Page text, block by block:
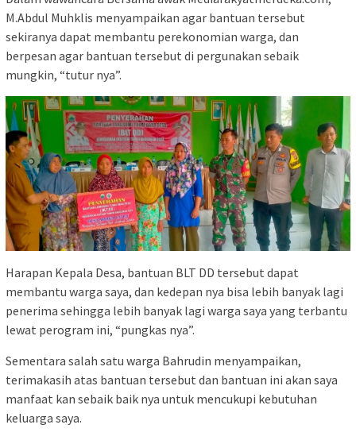
M.Abdul Muhklis menyampaikan agar bantuan tersebut
sekiranya dapat membantu perekonomian warga, dan
berpesan agar bantuan tersebut di pergunakan sebaik
mungkin, “tutur nya”.
Harapan Kepala Desa, bantuan BLT DD tersebut dapat
membantu warga saya, dan kedepan nya bisa lebih banyak lagi
penerima sehingga lebih banyak lagi warga saya yang terbantu
lewat perogram ini, “pungkas nya”.
Sementara salah satu warga Bahrudin menyampaikan,
terimakasih atas bantuan tersebut dan bantuan ini akan saya
manfaat kan sebaik baik nya untuk mencukupi kebutuhan
keluarga saya.